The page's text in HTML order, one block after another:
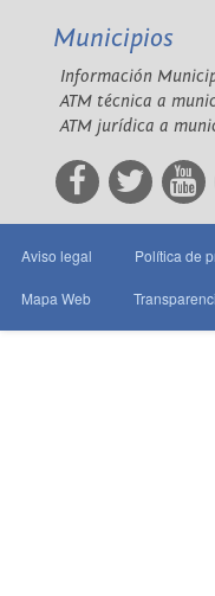
Municipios
Información
ATM técnica a
ATM jurídica a
Aviso legal Política de
Mapa Web